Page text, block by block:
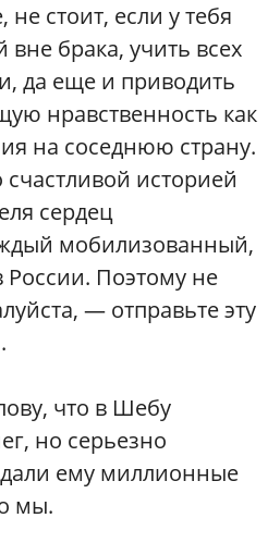
стоит, если у тебя
вне брака, учить всех
да еще и приводить
нравственность как
на соседнюю страну.
историей
сердец
мобилизованный,
Поэтому не
— отправьте эту
что в Шебу
но серьезно
дали ему миллионные
мы.